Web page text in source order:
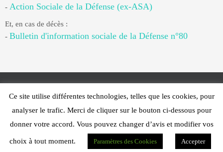
- Action Sociale de la Défense (ex-ASA)
Et, en cas de décès :
- Bulletin d'information sociale de la Défense n°80
Web Design - PFS Concept Toulon - © 2025
Fonctionne avec Nirvana WordPress.
Ce site utilise différentes technologies, telles que les cookies, pour
analyser le trafic. Merci de cliquer sur le bouton ci-dessous pour
donner votre accord. Vous pouvez changer d’avis et modifier vos
choix à tout moment. Paramètres des Cookies Accepter